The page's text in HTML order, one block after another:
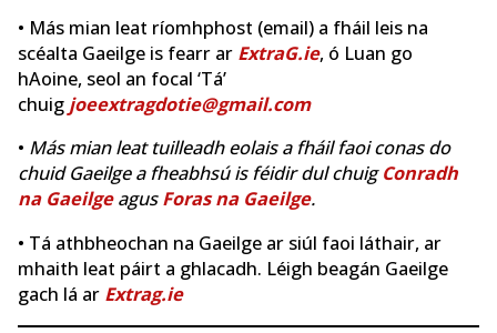
• Más mian leat ríomhphost (email) a fháil leis na
scéalta Gaeilge is fearr ar ExtraG.ie, ó Luan go
hAoine, seol an focal ‘Tá’
chuig joeextragdotie@gmail.com
• Más mian leat tuilleadh eolais a fháil faoi conas do
chuid Gaeilge a fheabhsú is féidir dul chuigConradh
na GaeilgeagusForas na Gaeilge.
• Tá athbheochan na Gaeilge ar siúl faoi láthair, ar
mhaith leat páirt a ghlacadh. Léigh beagán Gaeilge
gach lá ar Extrag.ie